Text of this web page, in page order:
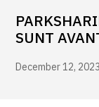
SUNT
December 12, 2023